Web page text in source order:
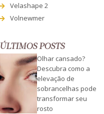
Velashape 2
Volnewmer
ÚLTIMOS POSTS
Olhar cansado?
Descubra como a
elevação de
sobrancelhas pode
transformar seu
rosto